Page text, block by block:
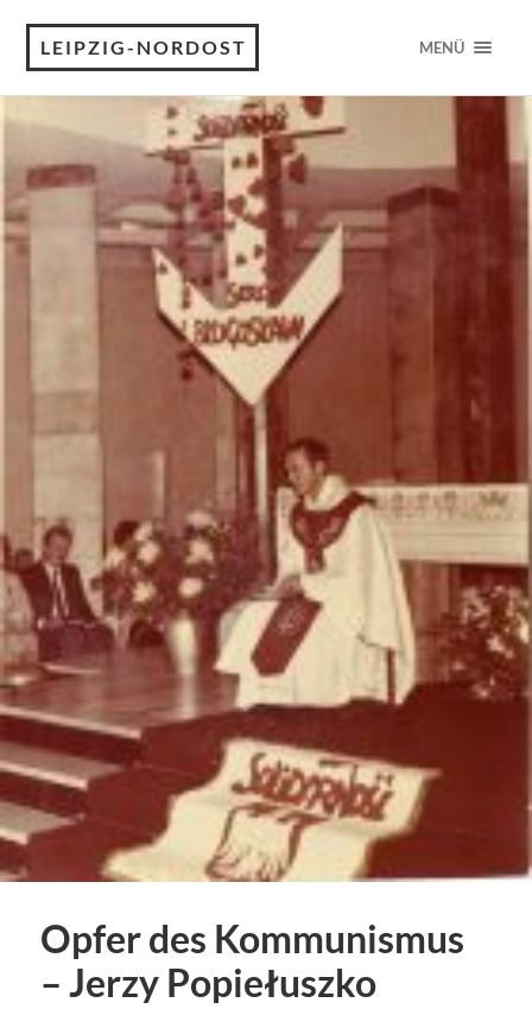
LEIPZIG-NORDOST MENÜ
Opfer des Kommunismus
– Jerzy Popiełuszko